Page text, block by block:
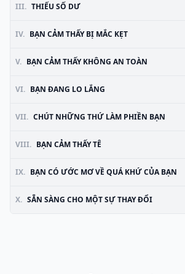
III. THIẾU SỐ DƯ
IV. BẠN CẢM THẤY BỊ MẮC KẸT
V. BẠN CẢM THẤY KHÔNG AN TOÀN
VI. BẠN ĐANG LO LẮNG
VII. CHÚT NHỮNG THỨ LÀM PHIỀN BẠN
VIII. BẠN CẢM THẤY TÊ
IX. BẠN CÓ ƯỚC MƠ VỀ QUÁ KHỨ CỦA BẠN
X. SẴN SÀNG CHO MỘT SỰ THAY ĐỔI